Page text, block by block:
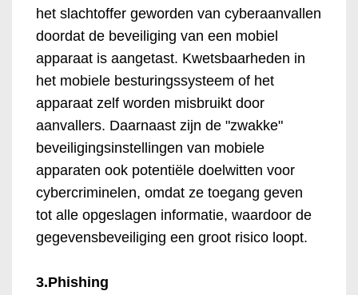
het slachtoffer geworden van cyberaanvallen
doordat de beveiliging van een mobiel
apparaat is aangetast. Kwetsbaarheden in
het mobiele besturingssysteem of het
apparaat zelf worden misbruikt door
aanvallers. Daarnaast zijn de "zwakke"
beveiligingsinstellingen van mobiele
apparaten ook potentiële doelwitten voor
cybercriminelen, omdat ze toegang geven
tot alle opgeslagen informatie, waardoor de
gegevensbeveiliging een groot risico loopt.
3.Phishing